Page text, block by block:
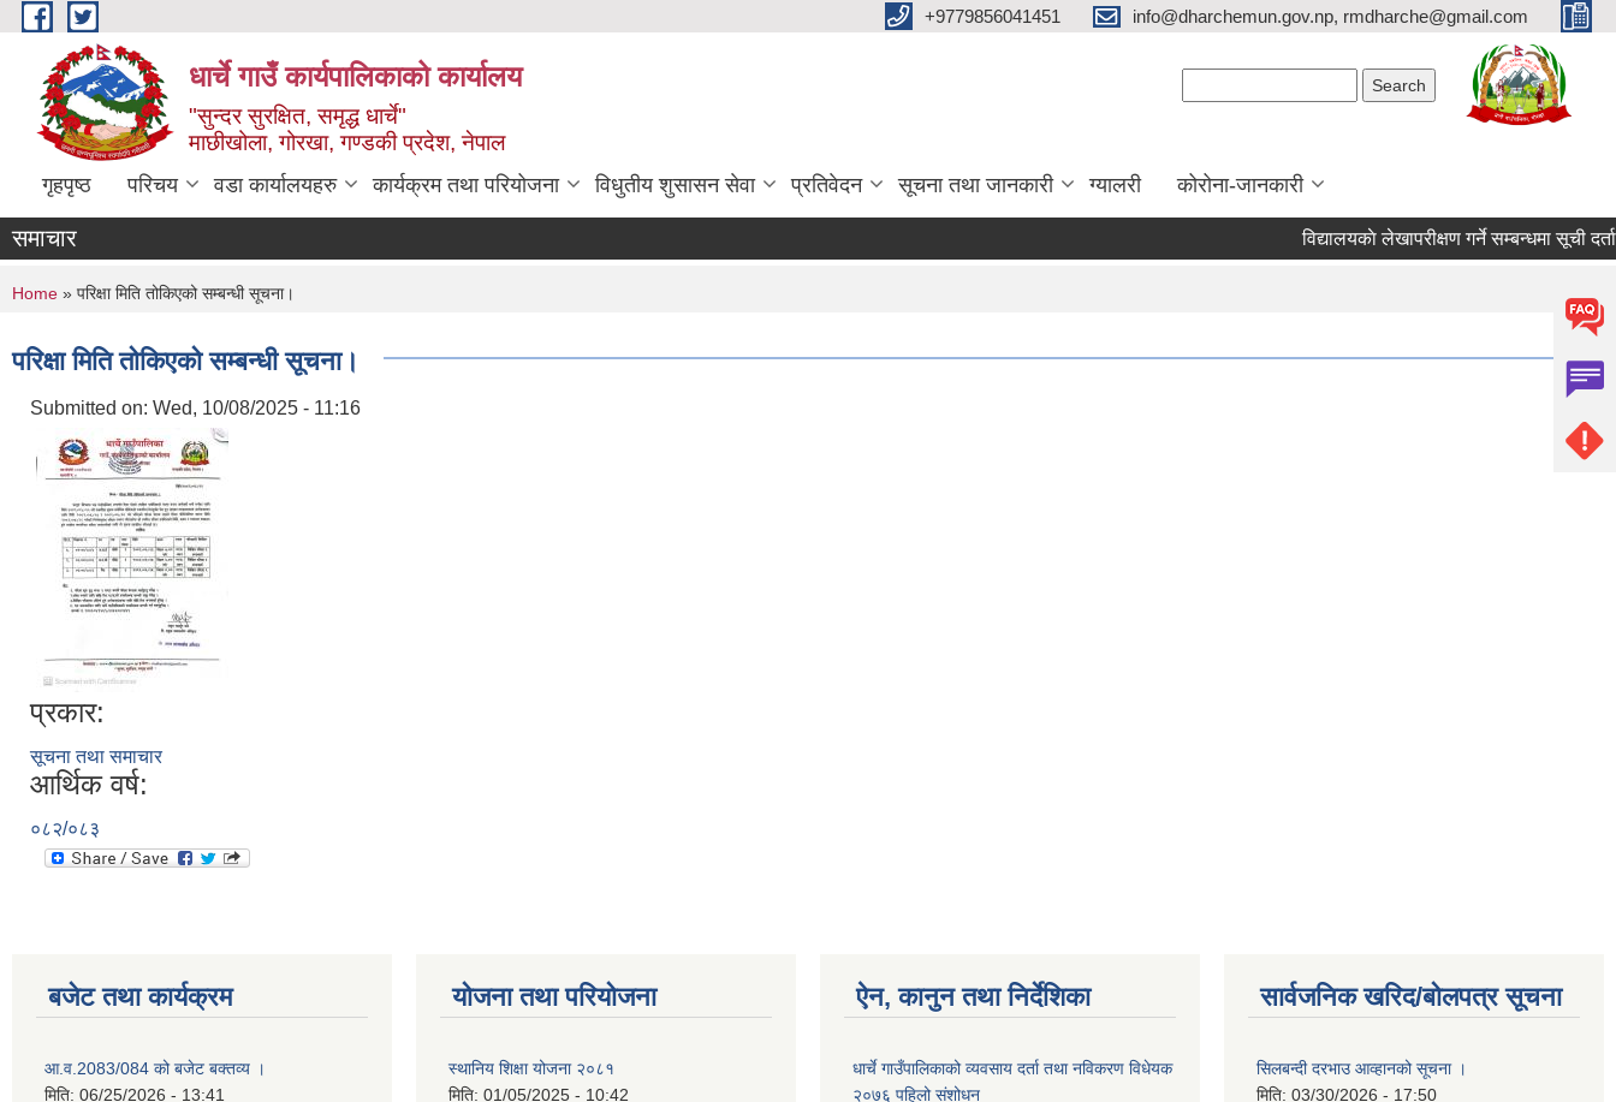
Skip to main content +9779856041451 info@dharchemun.gov.np, rmdharche@gmail.com
धार्चे गाउँ कार्यपालिकाको कार्यालय
"सुन्दर सुरक्षित, समृद्ध धार्चे"
माछीखोला, गोरखा, गण्डकी प्रदेश, नेपाल
गृहपृष्ठ परिचय वडा कार्यालयहरु कार्यक्रम तथा परियोजना विधुतीय शुसासन सेवा प्रतिवेदन सूचना तथा जानकारी ग्यालरी कोरोना-जानकारी
समाचार विद्यालयकाे लेखापरीक्षण गर्ने सम्बन्धमा सूची दर्ता गर्ने
You are here
Home » परिक्षा मिति तोकिएको सम्बन्धी सूचना।
परिक्षा मिति तोकिएको सम्बन्धी सूचना।
Submitted on: Wed, 10/08/2025 - 11:16
प्रकार:
सूचना तथा समाचार
आर्थिक वर्ष:
०८२/०८३
बजेट तथा कार्यक्रम
आ.व.2083/084 को बजेट बक्तव्य ।
मिति: 06/25/2026 - 13:41
योजना तथा परियोजना
स्थानिय शिक्षा योजना २०८१
मिति: 01/05/2025 - 10:42
ऐन, कानुन तथा निर्देशिका
धार्चे गाउँपालिकाको व्यवसाय दर्ता तथा नविकरण विधेयक
२०७६ पहिलो संशोधन
सार्वजनिक खरिद/बोलपत्र सूचना
सिलबन्दी दरभाउ आव्हानको सूचना ।
मिति: 03/30/2026 - 17:50